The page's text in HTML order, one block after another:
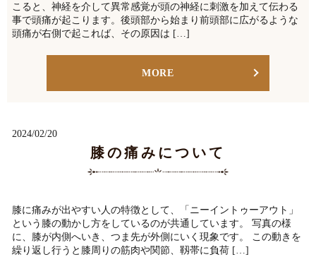
こると、神経を介して異常感覚が頭の神経に刺激を加えて伝わる
事で頭痛が起こります。後頭部から始まり前頭部に広がるような
頭痛が右側で起これば、その原因は […]
MORE
2024/02/20
膝の痛みについて
膝に痛みが出やすい人の特徴として、「ニーイントゥーアウト」
という膝の動かし方をしているのが共通しています。 写真の様
に、膝が内側へいき、つま先が外側にいく現象です。 この動きを
繰り返し行うと膝周りの筋肉や関節、靱帯に負荷 […]